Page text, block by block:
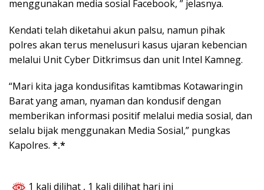
menggunakan media sosial Facebook, ” jelasnya.
Kendati telah diketahui akun palsu, namun pihak
polres akan terus menelusuri kasus ujaran kebencian
melalui Unit Cyber Ditkrimsus dan unit Intel Kamneg.
“Mari kita jaga kondusifitas kamtibmas Kotawaringin
Barat yang aman, nyaman dan kondusif dengan
memberikan informasi positif melalui media sosial, dan
selalu bijak menggunakan Media Sosial,” pungkas
Kapolres. *.*
1 kali dilihat , 1 kali dilihat hari ini